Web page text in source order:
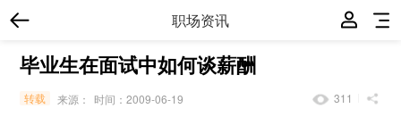
职场资讯
毕业生在面试中如何谈薪酬
311
转载 来源： 时间：2009-06-19